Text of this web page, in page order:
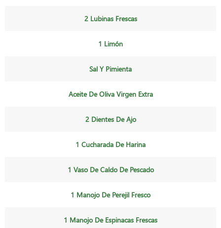
2 Lubinas Frescas
1 Limón
Sal Y Pimienta
Aceite De Oliva Virgen Extra
2 Dientes De Ajo
1 Cucharada De Harina
1 Vaso De Caldo De Pescado
1 Manojo De Perejil Fresco
1 Manojo De Espinacas Frescas